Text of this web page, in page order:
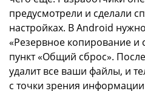
предусмотрели и сделали
настройках. В Android
«Резервное копирование и
пункт «Общий сброс».
удалит все ваши файлы, и
с точки зрения